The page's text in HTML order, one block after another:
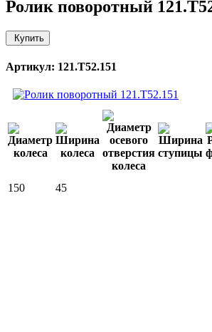
Ролик поворотный
Купить
Артикул: 121.Т52.151
150 45